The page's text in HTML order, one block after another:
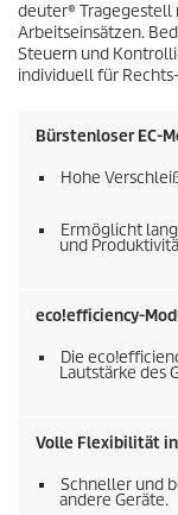
deuter®
Arbeitseinsätzen.
Steuern und
individuell für
Bürstenloser EC-
Hohe
Ermöglicht
und
eco!efficiency-
Die
Lautstärke des
Volle Flexibilität
Schneller und
andere Geräte.